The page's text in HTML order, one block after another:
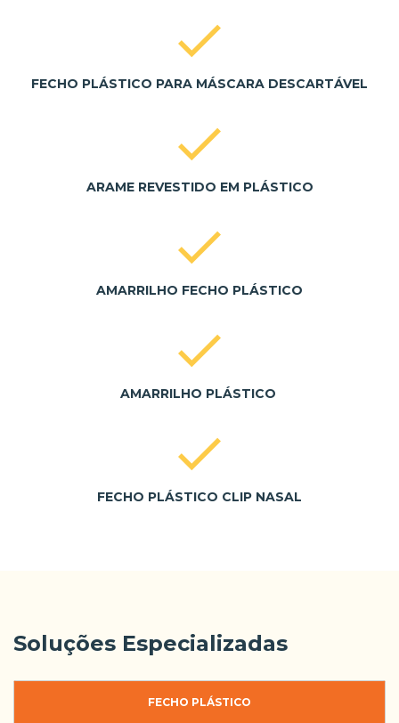
FECHO PLÁSTICO PARA MÁSCARA DESCARTÁVEL
ARAME REVESTIDO EM PLÁSTICO
AMARRILHO FECHO PLÁSTICO
AMARRILHO PLÁSTICO
FECHO PLÁSTICO CLIP NASAL
Soluções Especializadas
FECHO PLÁSTICO